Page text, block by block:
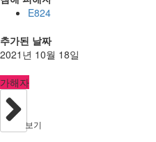
E824
추가된 날짜
2021년 10월 18일
가해자
보기